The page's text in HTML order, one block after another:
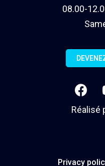
08.00-
Réalisé
Privacy